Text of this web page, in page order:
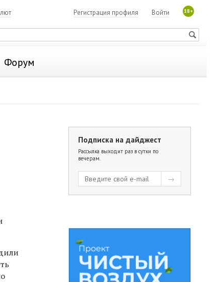
18+
Войти
Регистрация профиля
Форум
Подписка на дайджест
Рассылка выходит раз в сутки по
вечерам.